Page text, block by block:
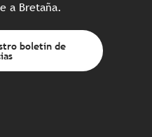
a Bretaña.
boletín de